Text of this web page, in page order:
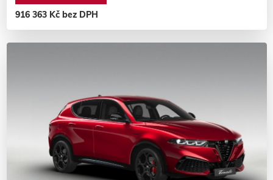
916 363 Kč bez DPH